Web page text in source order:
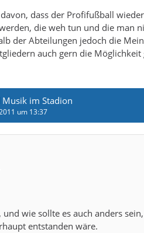
dass der Profifußball
die weh tun und die man
der Abteilungen jedoch die
auch gern die
im Stadion
um 13:37
wie sollte es auch anders
entstanden wäre.